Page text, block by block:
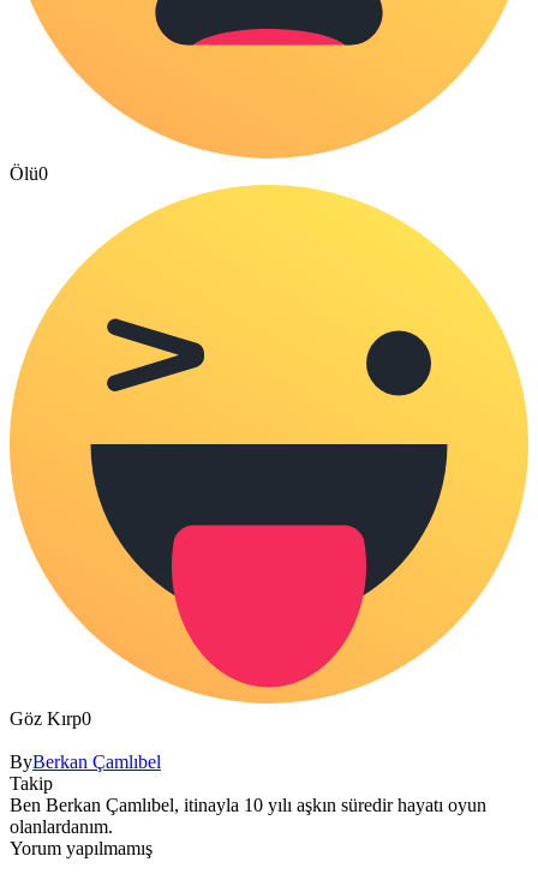
Ölü0
Göz Kırp0
ByBerkan Çamlıbel
Takip
Ben Berkan Çamlıbel, itinayla 10 yılı aşkın süredir hayatı oyun
olanlardanım.
Yorum yapılmamış